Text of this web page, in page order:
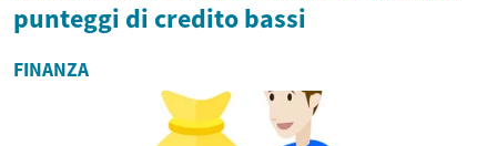
punteggi di credito bassi
FINANZA